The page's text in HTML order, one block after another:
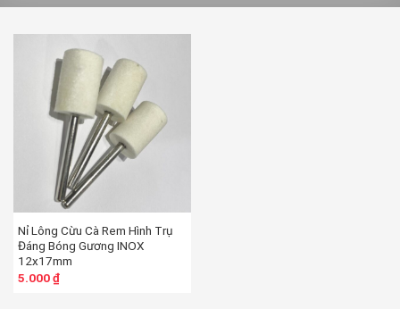
Nỉ Lông Cừu Cà Rem Hình Trụ
Đáng Bóng Gương INOX
12x17mm
5.000₫